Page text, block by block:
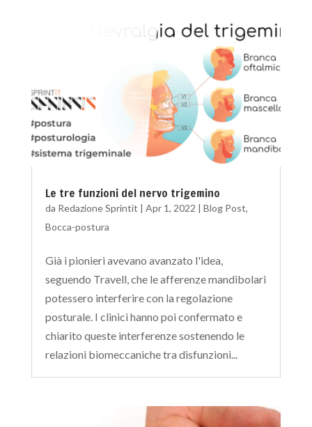
Le tre funzioni del nervo trigemino
da Redazione Sprintit | Apr 1, 2022 | Blog Post,
Bocca-postura
Già i pionieri avevano avanzato l'idea,
seguendo Travell, che le afferenze mandibolari
potessero interferire con la regolazione
posturale. I clinici hanno poi confermato e
chiarito queste interferenze sostenendo le
relazioni biomeccaniche tra disfunzioni...